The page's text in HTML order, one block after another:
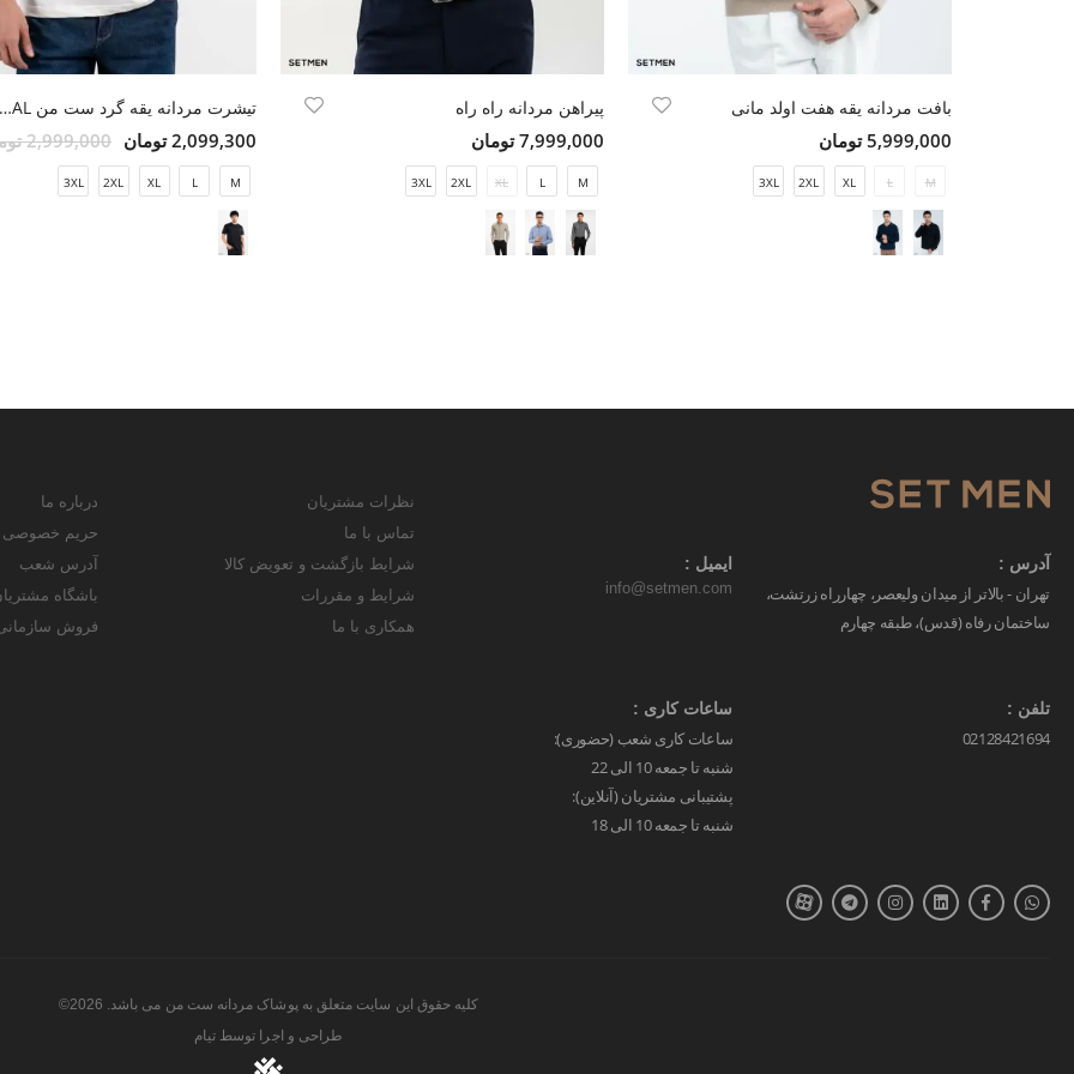
بافت مردانه یقه هفت اولد مانی
5,999,000 تومان
M
L
XL
2XL
3XL
پیراهن مردانه راه راه
7,999,000 تومان
M
L
XL
2XL
3XL
تیشرت مردانه یقه گرد ست من ORIGINAL
2,099,300 تومان 2,999,000 تومان
M
L
XL
2XL
3XL
آدرس :
تهران - بالاتر از میدان ولیعصر، چهارراه زرتشت،
ساختمان رفاه (قدس)، طبقه چهارم
ایمیل :
info@setmen.com
تلفن :
02128421694
ساعات کاری :
ساعات کاری شعب (حضوری):
شنبه تا جمعه 10 الی 22
پشتیبانی مشتریان (آنلاین):
شنبه تا جمعه 10 الی 18
نظرات مشتریان
تماس با ما
شرایط بازگشت و تعویض کالا
شرایط و مقررات
همکاری با ما
درباره ما
حریم خصوصی
آدرس شعب
باشگاه
فروش
کلیه حقوق این سایت متعلق به پوشاک مردانه ست من می باشد. 2026©
طراحی و اجرا توسط تیام